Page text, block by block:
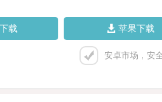
载 苹果下载
安卓市场，安